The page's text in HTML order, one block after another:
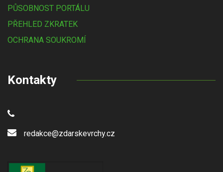
PŮSOBNOST PORTÁLU
PŘEHLED ZKRATEK
OCHRANA SOUKROMÍ
Kontakty
redakce@zdarskevrchy.cz